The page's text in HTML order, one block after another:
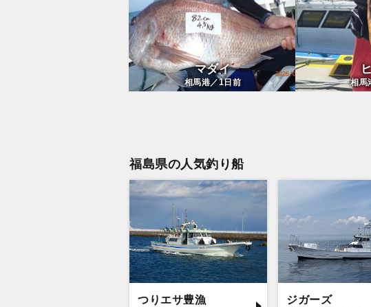
マダイ
相馬港／1日前 相馬
福島県の人気釣り船
つりエサ豊漁 ジガーズ